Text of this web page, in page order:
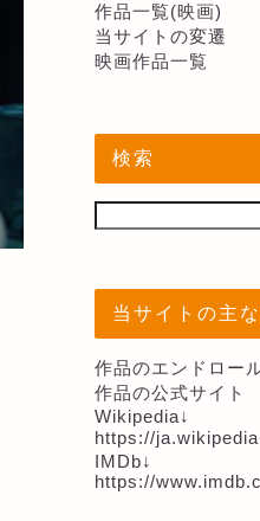
作品一覧(映画)
当サイトの変遷
映画作品一覧
検索
当サイトの主
作品のエンドロー
作品の公式サイト
Wikipedia↓
https://
IMDb↓
https://